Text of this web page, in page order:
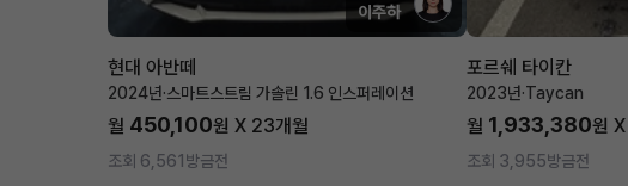
이주하
현대 아반떼
2024년·스마트스트림 가솔린 1.6 인스퍼레이션
월 450,100원 X 23개월
조회 6,561 방금전
포르쉐 타이칸
2023년·Taycan
월 1,933,380원 X
조회 3,955방금전